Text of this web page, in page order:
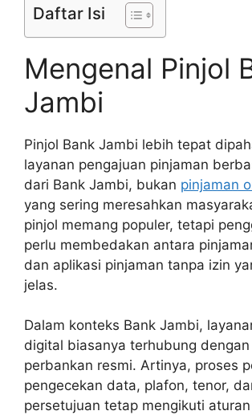
Daftar Isi
Mengenal Pinjol
Jambi
Pinjol Bank Jambi lebih tepat
layanan pengajuan pinjaman
dari Bank Jambi, bukan pinjaman
yang sering meresahkan
pinjol memang populer, tetapi
perlu membedakan antara
dan aplikasi pinjaman tanpa izin
jelas.
Dalam konteks Bank Jambi,
digital biasanya terhubung
perbankan resmi. Artinya, proses
pengecekan data, plafon, tenor,
persetujuan tetap mengikuti